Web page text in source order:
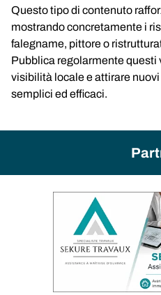
Questo tipo di contenuto
mostrando concretamente i
falegname, pittore o
Pubblica regolarmente questi
visibilità locale e attirare
semplici ed efficaci.